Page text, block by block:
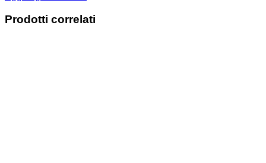
Prodotti correlati